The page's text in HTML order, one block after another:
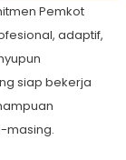
Pemkot
adaptif,
siap bekerja
masing.